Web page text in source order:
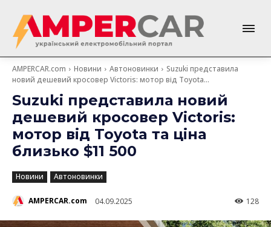
AMPERCAR.com Новини Автоновинки
Suzuki представила
новий дешевий кросовер Victoris: мотор від Toyota...
Suzuki представила новий
дешевий кросовер Victoris:
мотор від Toyota та ціна
близько $11 500
Новини Автоновинки
AMPERCAR.com 04.09.2025 128